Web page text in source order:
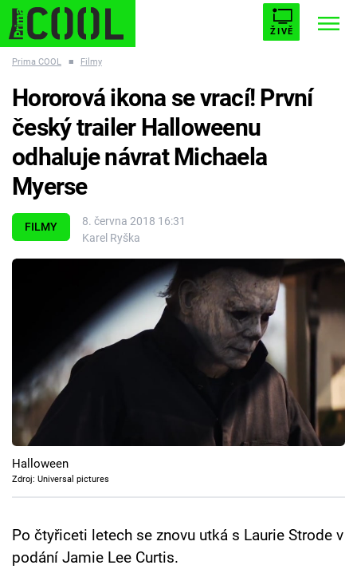
ŽIVĚ
ESCAPE PLNEJ KOTEL AVENGERS 5
Témata
Filmy
Cool Esport
Pořady
TV Program
Přihlášení
Prima COOL ■ Filmy
FILMY
8. června 2018 16:31
Karel Ryška
Hororová ikona se vrací! První
český trailer Halloweenu
odhaluje návrat Michaela
Myerse
Halloween
Zdroj: Universal pictures
Po čtyřiceti letech se znovu utká s Laurie Strode v
podání Jamie Lee Curtis.